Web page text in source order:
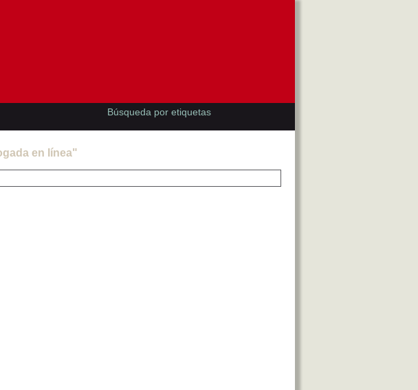
en línea"
Búsqueda por etiquetas